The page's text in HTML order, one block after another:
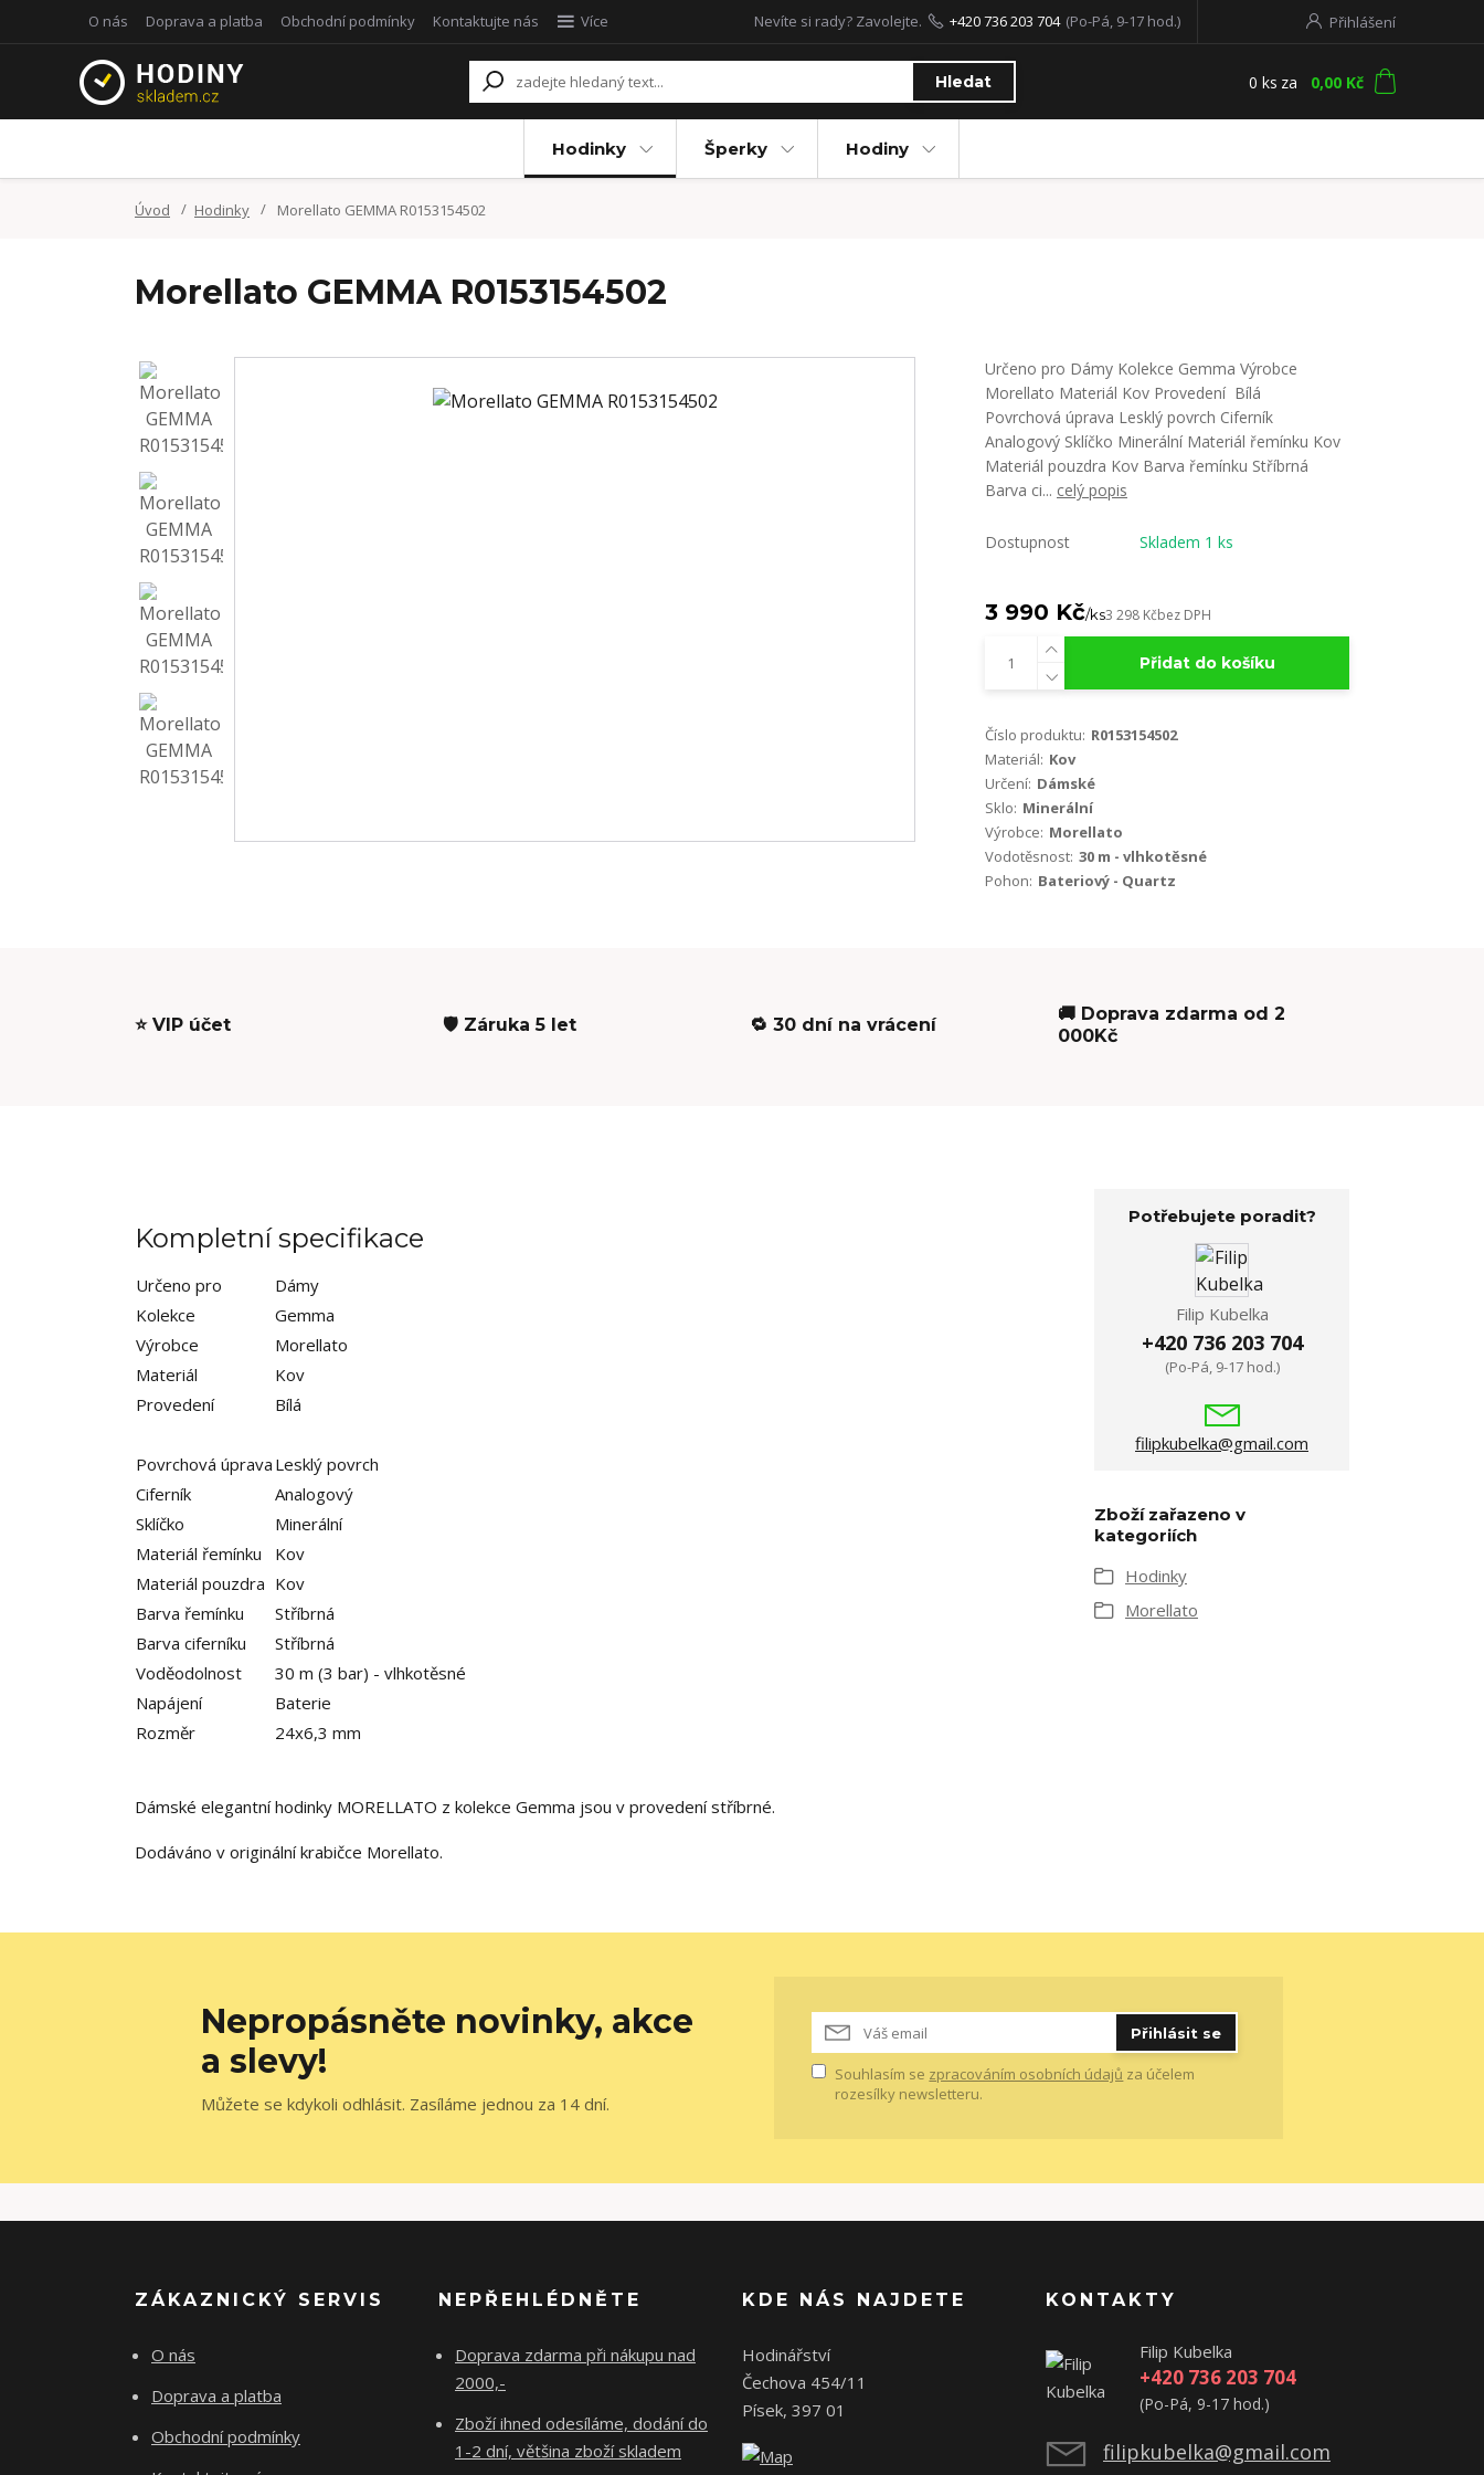
O nás Doprava a platba Obchodní podmínky Kontaktujte nás Více Přihlášení
Hledat
Nevíte si rady? Zavolejte. +420 736 203 704 (Po-Pá, 9-17 hod.)
0 ks za 0,00 Kč
Hodinky Šperky Hodiny
Úvod Hodinky Morellato GEMMA R0153154502
Morellato GEMMA R0153154502
Určeno pro Dámy Kolekce Gemma Výrobce
Morellato Materiál Kov Provedení Bílá
Povrchová úprava Lesklý povrch Ciferník
Analogový Sklíčko Minerální Materiál řemínku Kov
Materiál pouzdra Kov Barva řemínku Stříbrná
Barva ci... celý popis
Dostupnost Skladem 1 ks
3 990 Kč/ks3 298 Kčbez DPH
Přidat do košíku
Číslo produktu: R0153154502
Materiál: Kov
Určení: Dámské
Sklo: Minerální
Výrobce: Morellato
Vodotěsnost: 30 m - vlhkotěsné
Pohon: Bateriový - Quartz
⭐ VIP účet 🛡️ Záruka 5 let 🔁 30 dní na vrácení
🚚 Doprava zdarma od 2
000Kč
Kompletní specifikace
Určeno pro
Dámy
Kolekce
Gemma
Výrobce
Morellato
Materiál
Kov
Provedení
Bílá
Povrchová úprava Lesklý povrch
Ciferník
Analogový
Sklíčko
Minerální
Materiál řemínku
Kov
Materiál pouzdra Kov
Barva řemínku
Stříbrná
Barva ciferníku
Stříbrná
Voděodolnost
30 m (3 bar) - vlhkotěsné
Napájení
Baterie
Rozměr
24x6,3 mm
Dámské elegantní hodinky MORELLATO z kolekce Gemma jsou v provedení stříbrné.
Dodáváno v originální krabičce Morellato.
Potřebujete poradit?
Filip Kubelka
+420 736 203 704
(Po-Pá, 9-17 hod.)
filipkubelka@gmail.com
Zboží zařazeno v
kategoriích
Hodinky
Morellato
Nepropásněte novinky, akce
a slevy!
Můžete se kdykoli odhlásit. Zasíláme jednou za 14 dní.
Přihlásit se
Souhlasím se zpracováním osobních údajů za účelem
rozesílky newsletteru.
ZÁKAZNICKÝ SERVIS
O nás
Doprava a platba
Obchodní podmínky
NEPŘEHLÉDNĚTE
Doprava zdarma při nákupu nad
2000,-
Zboží ihned odesíláme, dodání do
1-2 dní, většina zboží skladem
KDE NÁS NAJDETE
Hodinářství
Čechova 454/11
Písek, 397 01
KONTAKTY
Filip Kubelka
+420 736 203 704
(Po-Pá, 9-17 hod.)
filipkubelka@gmail.com